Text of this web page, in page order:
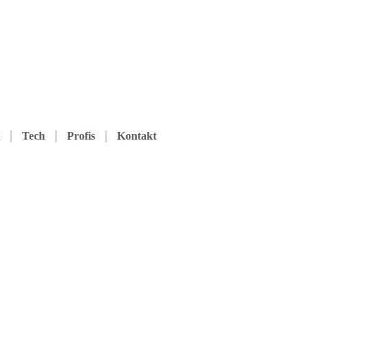
Tech Profis Kontakt